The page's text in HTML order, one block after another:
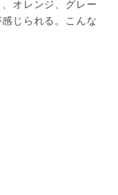
オレンジ、グレー
じられる。こんな